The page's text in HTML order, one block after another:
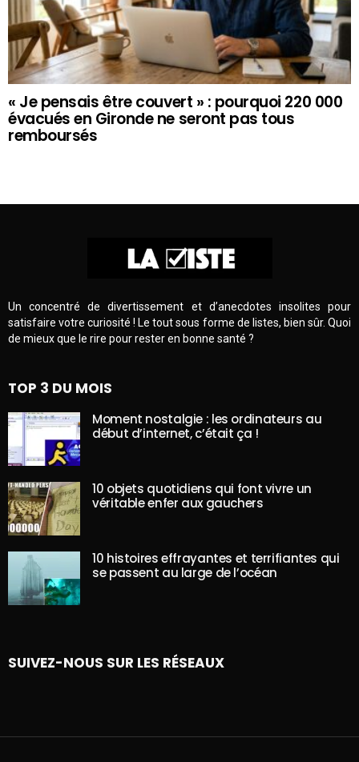
« Je pensais être couvert » : pourquoi 220 000
évacués en Gironde ne seront pas tous
remboursés
Un concentré de divertissement et d’anecdotes insolites pour
satisfaire votre curiosité ! Le tout sous forme de listes, bien sûr. Quoi
de mieux que le rire pour rester en bonne santé ?
TOP 3 DU MOIS
Moment nostalgie : les ordinateurs au
début d’internet, c’était ça !
10 objets quotidiens qui font vivre un
véritable enfer aux gauchers
10 histoires effrayantes et terrifiantes qui
se passent au large de l’océan
SUIVEZ-NOUS SUR LES RÉSEAUX